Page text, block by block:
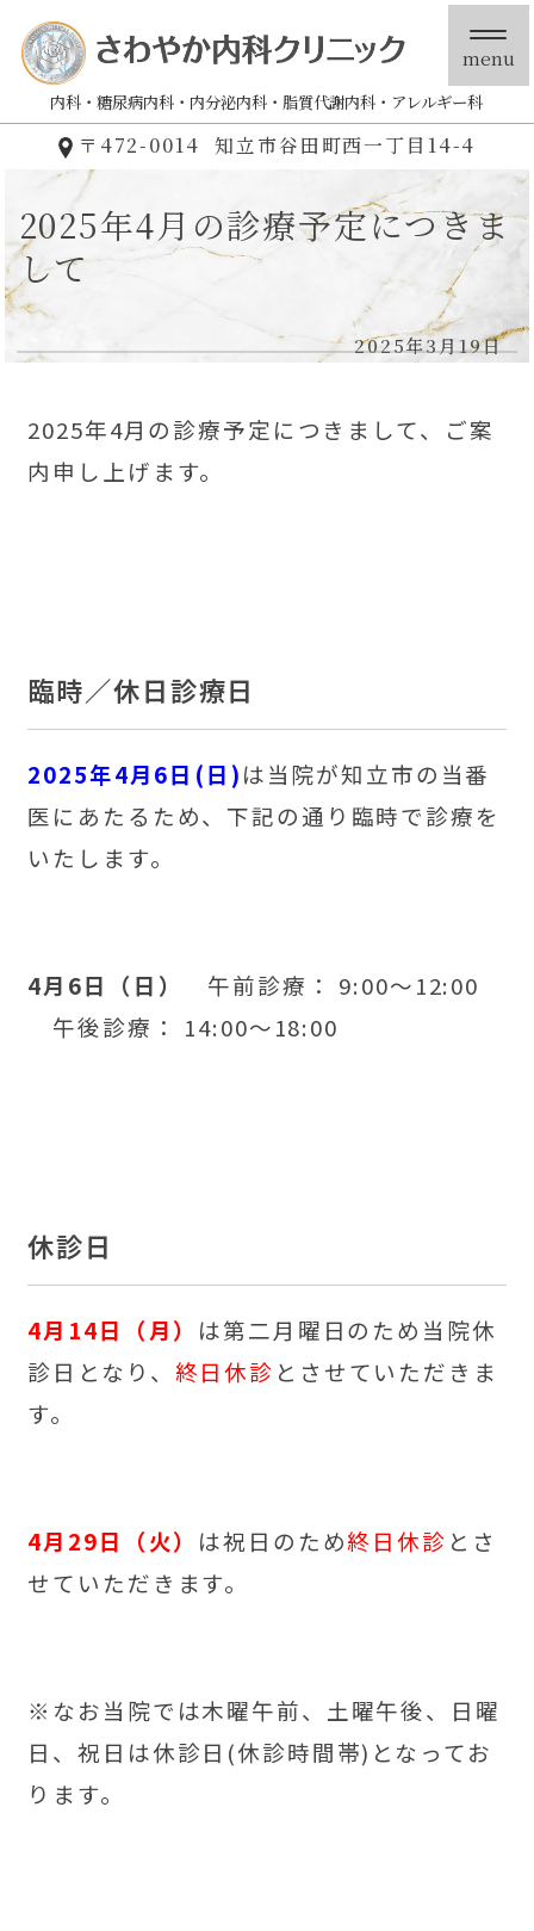
内科 糖尿病内科 内分泌内科 脂質代謝内科 アレルギー科
〒472-0014 知立市谷田町西一丁目14-4
menu
2025年4月の診療予定につきま
して
2025年3月19日
2025年4月の診療予定につきまして、ご案
内申し上げます。
臨時／休日診療日
2025年4月6日(日)は当院が知立市の当番
医にあたるため、下記の通り臨時で診療を
いたします。
4月6日（日）
午前診療： 9:00～12:00
午後診療： 14:00～18:00
休診日
4月14日（月） は第二月曜日のため当院休
診日となり、 終日休診 とさせていただきま
す。
4月29日（火） は祝日のため終日休診 とさ
せていただきます。
※ なお当院では木曜午前、土曜午後、日曜
日、祝日は休診日(休診時間帯)となってお
ります。